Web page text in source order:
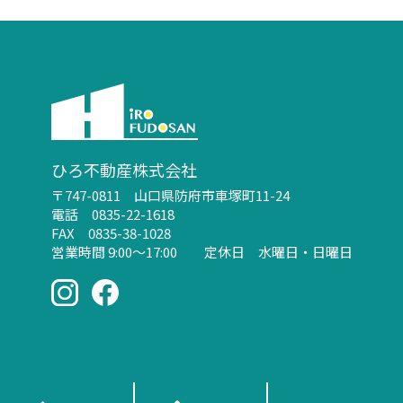
ひろ不動産株式会社
〒747-0811 山口県防府市車塚町11-24
電話 0835-22-1618
FAX 0835-38-1028
営業時間 9:00～17:00 定休日 水曜日・日曜日